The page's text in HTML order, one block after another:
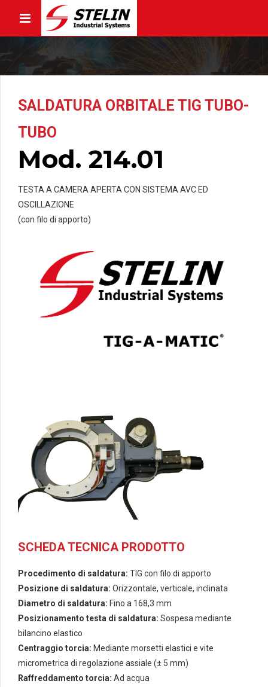
SALDATURA ORBITALE TIG TUBO-
TUBO
Mod. 214.01
TESTA A CAMERA APERTA CON SISTEMA AVC ED
OSCILLAZIONE
(con filo di apporto)
SCHEDA TECNICA PRODOTTO
Procedimento di saldatura: TIG con filo di apporto
Posizione di saldatura: Orizzontale, verticale, inclinata
Diametro di saldatura: Fino a 168,3 mm
Posizionamento testa di saldatura: Sospesa mediante
bilancino elastico
Centraggio torcia: Mediante morsetti elastici e vite
micrometrica di regolazione assiale (± 5 mm)
Raffreddamento torcia: Ad acqua